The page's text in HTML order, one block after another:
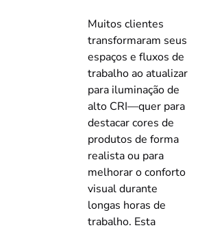
Muitos clientes
transformaram seus
espaços e fluxos de
trabalho ao atualizar
para iluminação de
alto CRI—quer para
destacar cores de
produtos de forma
realista ou para
melhorar o conforto
visual durante
longas horas de
trabalho. Esta